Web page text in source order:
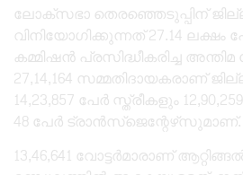
ലോക്‌സഭാ തെരഞ്ഞെടുപ്പിന്
വിനിയോഗിക്കുന്നത് 27.14 ലക്ഷം
കമ്മിഷൻ പ്രസിദ്ധീകരിച്ച അന്തിമ
27,14,164 സമ്മതിദായകരാണ്
14,23,857 പേർ സ്ത്രീകളും
48 പേർ ട്രാൻസ്‌ജെന്റേഴ്‌സുമാണ്.
13,46,641 വോട്ടർമാരാണ്